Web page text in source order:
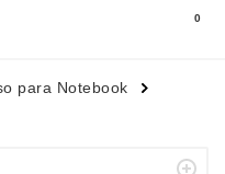
0
para Notebook